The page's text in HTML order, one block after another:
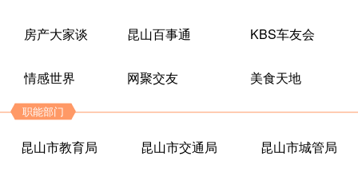
房产大家谈 昆山百事通 KBS车友会
情感世界 网聚交友 美食天地
职能部门
昆山市教育局 昆山市交通局 昆山市城管局